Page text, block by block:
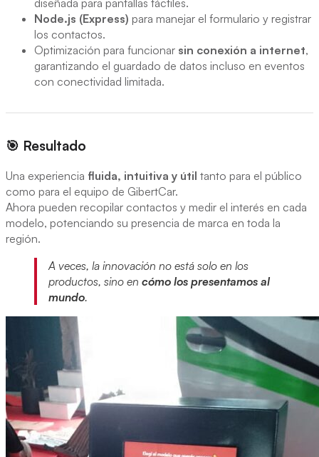
diseñada para pantallas táctiles.
Node.js (Express) para manejar el formulario y registrar
los contactos.
Optimización para funcionar sin conexión a internet,
garantizando el guardado de datos incluso en eventos
con conectividad limitada.
🎯 Resultado
Una experiencia fluida, intuitiva y útil tanto para el público
como para el equipo de GibertCar.
Ahora pueden recopilar contactos y medir el interés en cada
modelo, potenciando su presencia de marca en toda la
región.
A veces, la innovación no está solo en los
productos, sino en cómo los presentamos al
mundo.